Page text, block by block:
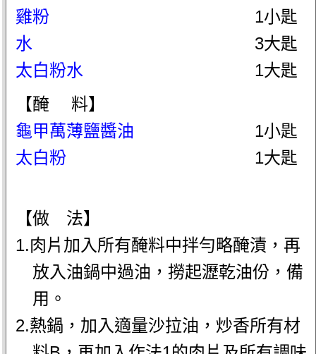
雞粉
1小匙
水
3大匙
太白粉水
1大匙
【醃 料】
龜甲萬薄鹽醬油
1小匙
太白粉
1大匙
【做 法】
1.肉片加入所有醃料中拌勻略醃漬，再
放入油鍋中過油，撈起瀝乾油份，備
用。
2.熱鍋，加入適量沙拉油，炒香所有材